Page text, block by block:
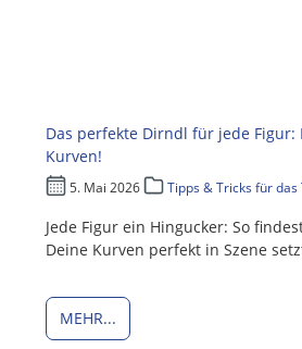
Das perfekte Dirndl für jede Figur:
Kurven!
5. Mai 2026 Tipps & Tricks für
Jede Figur ein Hingucker: So
Deine Kurven perfekt in Szene
MEHR...